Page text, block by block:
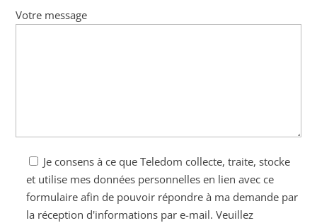
Votre message
Je consens à ce que Teledom collecte, traite, stocke
et utilise mes données personnelles en lien avec ce
formulaire afin de pouvoir répondre à ma demande par
la réception d'informations par e-mail. Veuillez